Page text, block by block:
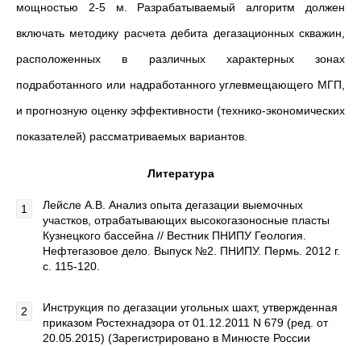
мощностью 2-5 м. Разрабатываемый алгоритм должен
включать методику расчета дебита дегазационных скважин,
расположенных в различных характерных зонах
подработанного или надработанного углевмещающего МГП,
и прогнозную оценку эффективности (технико-экономических
показателей) рассматриваемых вариантов.
Литература
Лейсле А.В. Анализ опыта дегазации выемочных
участков, отрабатывающих высокогазоносные пласты
Кузнецкого бассейна // Вестник ПНИПУ Геология.
Нефтегазовое дело. Выпуск №2. ПНИПУ. Пермь. 2012 г.
с. 115-120.
Инструкция по дегазации угольных шахт, утвержденная
приказом Ростехнадзора от 01.12.2011 N 679 (ред. от
20.05.2015) (Зарегистрировано в Минюсте России